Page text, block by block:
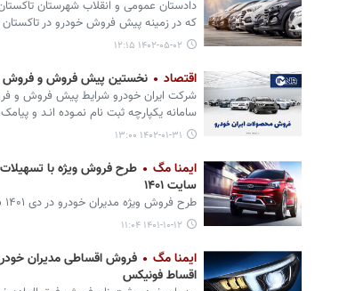
دادستان عمومی و انقلاب شهرستان
که در زمینه پیش فروش خودرو در
۱۴۰۲-۰۵-۰۲ ۱۲:۱۵
اقتصاد نخستین پیش فروش و فروش فوق
شرکت ایران خودرو شرایط پیش فروش و
سامانه یکپارچه ثبت نام نمـوده انـد و
۱۴۰۲-۰۱-۳۱ ۱۳:۰۰
ایمنا مگ
طرح فروش ویژه با
سایت ۱۴۰۱
طرح فروش ویژه مدیران خودرو در دی ۱۴۰۱ با موعد تحویل ۴۵ روز کاری آغاز شد.
۱۴۰۱-۱۰-۱۲ ۱۱:۰۴
ایمنا مگ
اقساط فونیکس